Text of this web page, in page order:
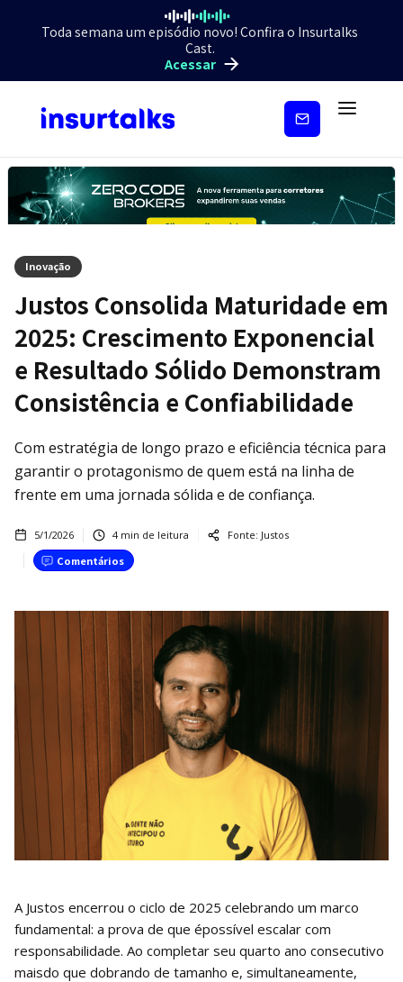
Toda semana um episódio novo! Confira o Insurtalks
Cast.
Acessar
Inscreva-
Inovação
Justos Consolida Maturidade em
2025: Crescimento Exponencial
e Resultado Sólido Demonstram
Consistência e Confiabilidade
Com estratégia de longo prazo e eficiência técnica para
garantir o protagonismo de quem está na linha de
frente em uma jornada sólida e de confiança.
5/1/2026 4min de leitura Fonte: Justos
Comentários
A Justos encerrou o ciclo de 2025 celebrando um marco
fundamental: a prova de que épossível escalar com
responsabilidade. Ao completar seu quarto ano consecutivo
maisdo que dobrando de tamanho e, simultaneamente,